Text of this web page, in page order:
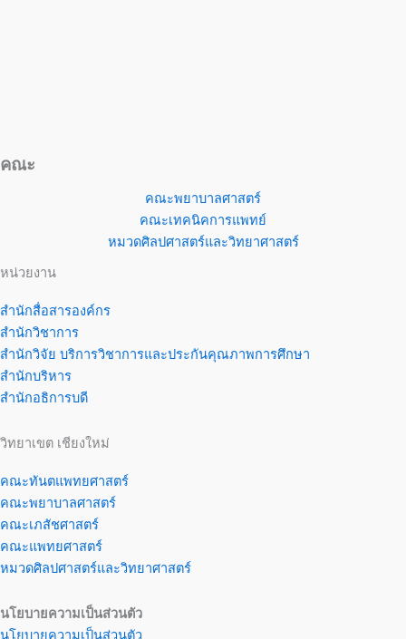
คณะ
คณะพยาบาลศาสตร์
คณะเทคนิคการแพทย์
หมวดศิลปศาสตร์และวิทยาศาสตร์
หน่วยงาน
สำนักสื่อสารองค์กร
สำนักวิชาการ
สำนักวิจัย บริการวิชาการและประกันคุณภาพการศึกษา
สำนักบริหาร
สำนักอธิการบดี
วิทยาเขต เชียงใหม่
คณะทันตแพทยศาสตร์
คณะพยาบาลศาสตร์
คณะเภสัชศาสตร์
คณะแพทยศาสตร์
หมวดศิลปศาสตร์และวิทยาศาสตร์
นโยบายความเป็นส่วนตัว
นโยบายความเป็นส่วนตัว